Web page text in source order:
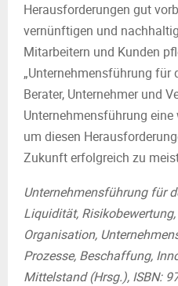
Herausforderungen gut
vernünftigen und
Mitarbeitern und Kunden
„Unternehmensführung für
Berater, Unternehmer und
Unternehmensführung
um diesen
Zukunft erfolgreich zu
Unternehmensführung für
Liquidität,
Organisation,
Prozesse, Beschaffung,
Mittelstand (Hrsg.), ISBN: